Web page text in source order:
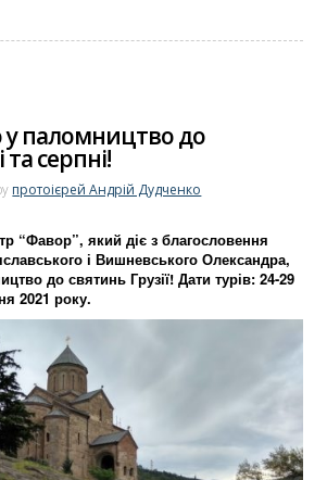
паломництво до
та серпні!
протоієрей Андрій Дудченко
“Фавор”, який діє з благословення
і Вишневського Олександра,
до святинь Грузії! Дати турів: 24-29
2021 року.